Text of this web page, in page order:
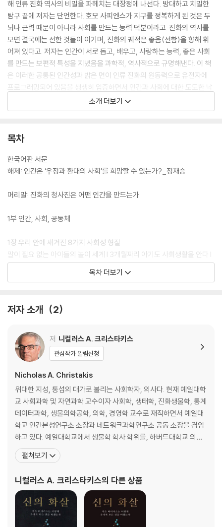
해 인류 진화 역사의 비밀을 파헤치는 대장정에 나선다. 방대하고 치밀한
탐구 끝에 저자는 단언한다. 호모 사피엔스가 지구를 정복하게 된 것은 두
뇌나 근력 때문이 아니라 사회를 만드는 능력 덕분이라고. 진화의 역사를
보면 결국에는 선한 것들이 이기며, 진화의 궤적은 좋음(선함)을 향해 휘
어져 있다고. 저자는 인간이 서로 돕고, 배우고, 사랑하는 능력, 좋은 사회
를 만드는 보편적 특성을 지녔음을 과학적, 역사적으로 규명해낸다. 이 책
은 이러한 공통된 인간성과 밝은 면이 인류 진화의 원동력으로 유전자에
프로그래밍되어 있음을 생생히 입증하면서 인간과 사회에 대한 도도한 낙
관과 희망의 청사진을 펼쳐 보인다.소개 더보기
목차
한국어판 서문
해제: 인간은 ‘우정과 환대의 사회’를 희망할 수 있는가?_정재승
머리말: 진화의 청사진은 어떤 인간을 만드는가
1부 인간, 사회, 공동체
1장 우리 안에 새겨진 8가지 사회성 형질
말이 필요 없는 아이들의 놀이 세계 l 3개월짜리 아기도 사회생활을 안다 l
언덕이 아니라 산을 보자 l 사회성 모둠: 우리가 타고난 8가지 선한 능력 l
리얼리티 쇼의 사회 실험은 성공했을까 l 자연 실험이라는 유익한 도구 l 난
나 l 핏케언섬: 반란자 무리가 만든 새 사회는 왜 실패했을까 l 섀클턴 탐험
대: 남극에서 살아남기 l 태평양 섬들은 지상낙원일까 l 사회생활: 진화가
제공하는 청사진
3장 의도한 공동체: 유토피아를 꿈꾸며
소로가 월든으로 간 까닭은? l 새로운 공동체 만들기라는 오랜 꿈 l 미국의
유토피아 공동체 실험 l 브룩팜: 초월주의 공동체 l 셰이커교: 신앙 공동체 l
키부츠: 자발적 민주 공동체 l 월든 투: 스키너의 유토피아 공동체 l 1960년
대 미국 도시 공동체들 l 극지의 과학자들: 남극 기지 공동체 l 남극 기지의
크라우드소싱이 사회과학에 불러온 혁신 l 브레드보드 실험: 축소판 사회
만들기 l 대규모 온라인 게임 속 사회생활 l 조개껍데기의 모양은 얼마나 다
양할까 l 가능한 사회 유형은 얼마나 될까 l SF 속 상상 사회는 특별할까 l
인간 환경의 가장 중요한 특징, 다른 인간의 존재
목차 더보기
저자 소개 2
저 니컬러스 A. 크리스타키스
관심작가 알림신청
Nicholas A. Christakis
위대한 지성, 통섭의 대가로 불리는 사회학자, 의사다. 현재 예일대학
교 사회과학 및 자연과학 교수이자 사회학, 생태학, 진화생물학, 통계
데이터과학, 생물의학공학, 의학, 경영학 교수로 재직하면서 예일대
학교 인간본성연구소 소장과 네트워크과학연구소 공동 소장을 겸임
하고 있다. 예일대학교에서 생물학 학사 학위를, 하버드대학교 의과
대학에서 박사 학위와 공중보건학 석사 학위를, 펜실베이니아대학교
에서 사회학 박사 학위를 받았다. 1995년부터 시카고대학교 사회학
의료사회학 및 의과대학 교수로 근무했다. 2013년 예일대
펼쳐보기
니컬러스 A. 크리스타키스의 다른 상품